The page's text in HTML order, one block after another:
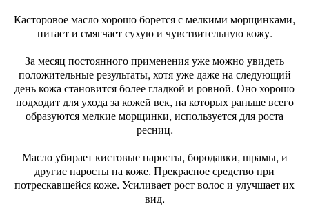
Касторовое масло хорошо борется с мелкими морщинками,
питает и смягчает сухую и чувствительную кожу.
За месяц постоянного применения уже можно увидеть
положительные результаты, хотя уже даже на следующий
день кожа становится более гладкой и ровной. Оно хорошо
подходит для ухода за кожей век, на которых раньше всего
образуются мелкие морщинки, используется для роста
ресниц.
Масло убирает кистовые наросты, бородавки, шрамы, и
другие наросты на коже. Прекрасное средство при
потрескавшейся коже. Усиливает рост волос и улучшает их
вид.